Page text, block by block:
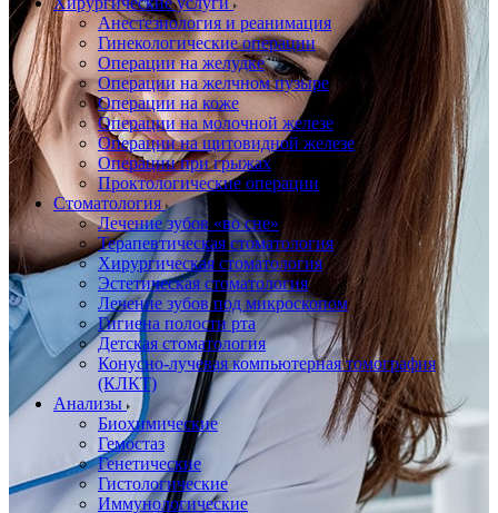
Анестезиология и реанимация
Гинекологические операции
Операции на желудке
Операции на желчном пузыре
Операции на коже
Операции на молочной железе
Операции на щитовидной железе
Операции при грыжах
Проктологические операции
Стоматология
Лечение зубов «во сне»
Терапевтическая стоматология
Хирургическая стоматология
Эстетическая стоматология
Лечение зубов под микроскопом
Гигиена полости рта
Детская стоматология
Конусно-лучевая компьютерная томография
(КЛКТ)
Анализы
Биохимические
Гемостаз
Генетические
Гистологические
Иммунологические